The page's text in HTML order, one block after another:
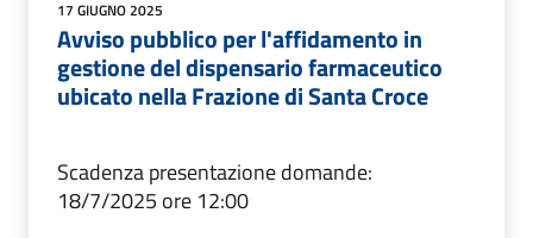
17 GIUGNO 2025
Avviso pubblico per l'affidamento in
gestione del dispensario farmaceutico
ubicato nella Frazione di Santa Croce
Scadenza presentazione domande:
18/7/2025 ore 12:00